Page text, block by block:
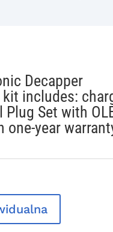
Decapper
kit includes:
Set with
one-year